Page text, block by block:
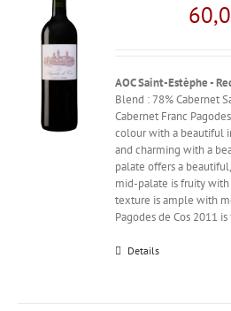
AOC Saint-Estèphe -
Blend : 78% Cabernet
Cabernet Franc
colour with a beautiful
and charming with a
palate offers a
mid-palate is fruity
texture is ample with
Pagodes de Cos 2011
Details